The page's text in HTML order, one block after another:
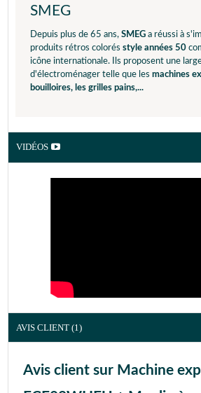
SMEG
Depuis plus de 65 ans, SMEG a réussi à
produits rétros colorés style années 50
icône internationale. Ils proposent une
d'électroménager telle que les machines
bouilloires, les grilles pains,...
VIDÉOS
AVIS CLIENT (1)
Avis client sur Machine